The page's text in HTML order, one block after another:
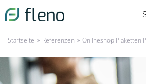
Startseite » Referenzen » Onlineshop Plaketten